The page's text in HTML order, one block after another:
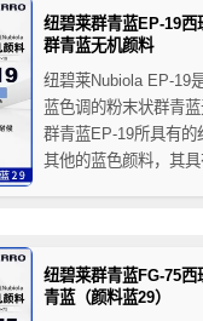
等着色领域。
纽碧莱群青蓝EP-19
群青蓝无机颜料
纽碧莱Nubiola EP-19
蓝色调的粉末状群青
群青蓝EP-19所具有的
其他的蓝色颜料，其
纽碧莱群青蓝FG-75
青蓝（颜料蓝29）